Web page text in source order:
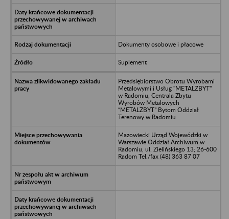
Dokumenty osobowe i płacowe
Suplement
Przedsiębiorstwo Obrotu Wyrobami
Metalowymi i Usług "METALZBYT"
w Radomiu, Centrala Zbytu
Wyrobów Metalowych
“METALZBYT” Bytom Oddział
Terenowy w Radomiu
Mazowiecki Urząd Wojewódzki w
Warszawie Oddział Archiwum w
Radomiu, ul. Zielińskiego 13; 26-600
Radom Tel./fax (48) 363 87 07